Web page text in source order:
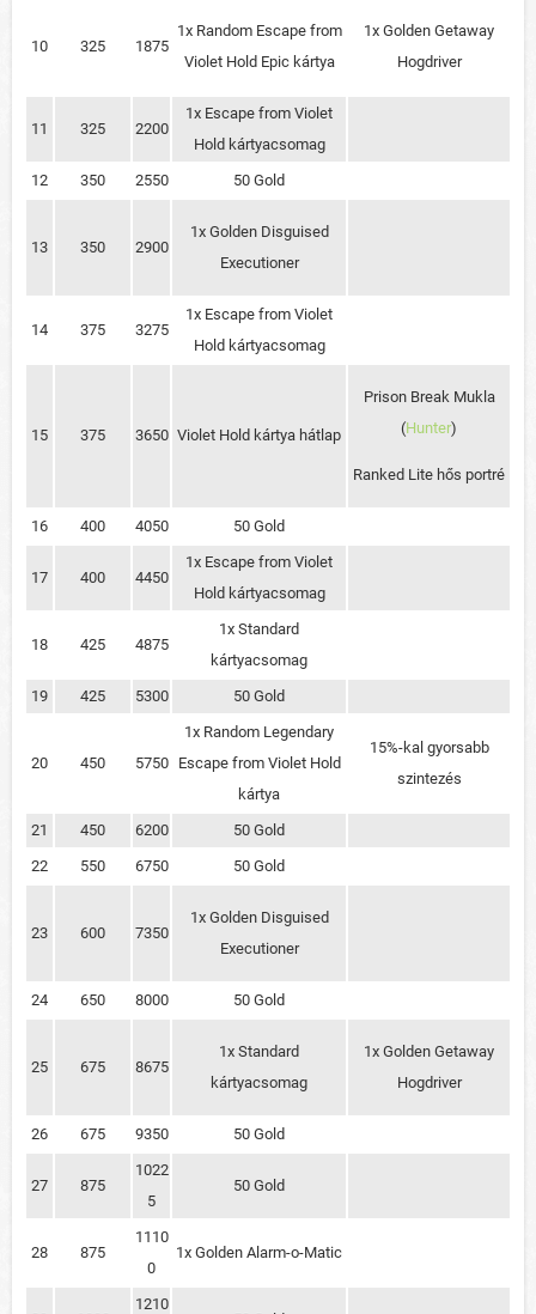
10 325 1875
1x Random Escape from
Violet Hold Epic kártya
1x Golden Getaway
Hogdriver
11 325 2200
1x Escape from Violet
Hold kártyacsomag
12
350 2550 50 Gold
13 350 2900
1x Golden Disguised
Executioner
14 375 3275
1x Escape from Violet
Hold kártyacsomag
15 375 3650 Violet Hold kártya hátlap
Prison Break Mukla
(Hunter)
Ranked Lite hős portré
16 400 4050 50 Gold
17 400 4450
1x Escape from Violet
Hold kártyacsomag
18 425 4875
1x Standard
kártyacsomag
19
425 5300 50 Gold
20 450 5750
1x Random Legendary
Escape from Violet Hold
kártya
15%-kal gyorsabb
szintezés
21 450 6200
50 Gold
22
550 6750 50 Gold
23 600 7350
1x Golden Disguised
Executioner
24 650 8000 50 Gold
25 675 8675
1x Standard
kártyacsomag
1x Golden Getaway
Hogdriver
26 675 9350 50 Gold
27 875
1022
5
50 Gold
28 875
1110
0
1x Golden Alarm-o-Matic
1210